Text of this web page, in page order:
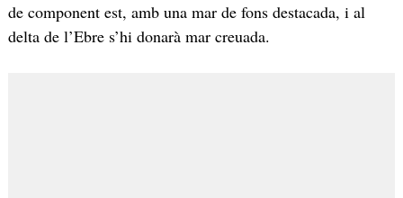
de component est, amb una mar de fons destacada, i al
delta de l’Ebre s’hi donarà mar creuada.